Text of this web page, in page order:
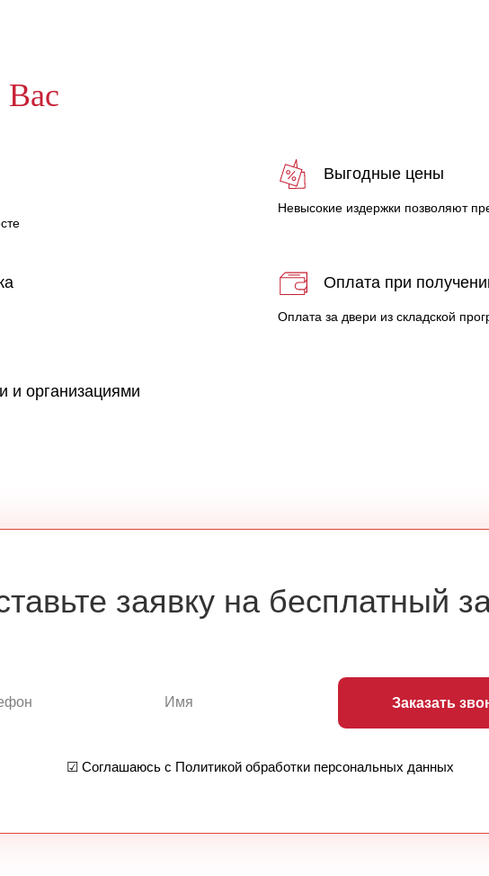
Выгодные цены
Невысокие издержки позволяют
Оплата при
Оплата за двери из складской
и организациями
заявку на бесплатный
Заказать
☑ Соглашаюсь с Политикой обработки персональных данных